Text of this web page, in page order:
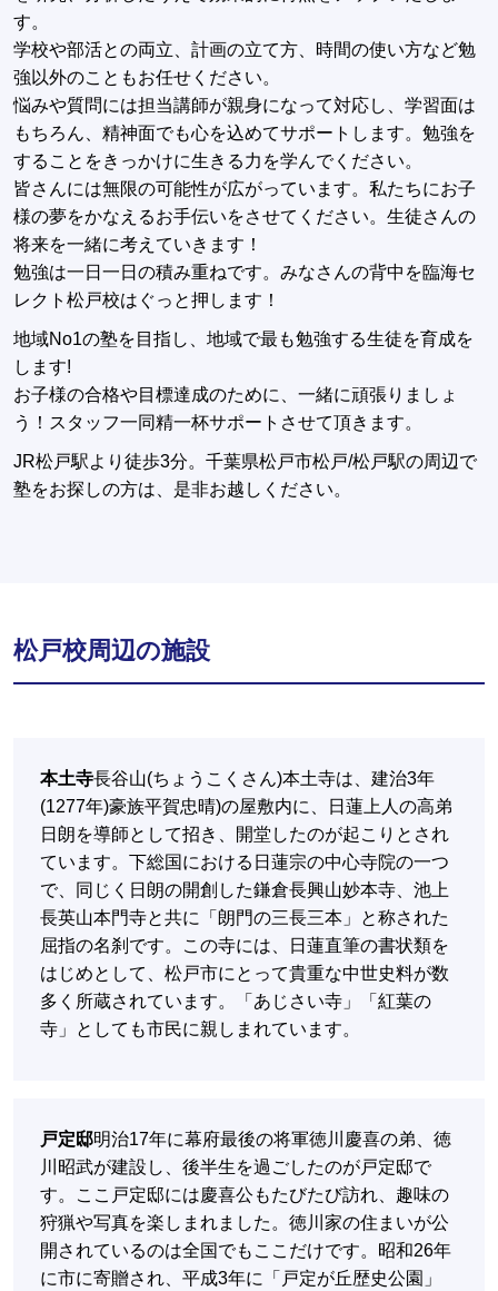
す。
学校や部活との両立、計画の立て方、時間の使い方など勉
強以外のこともお任せください。
悩みや質問には担当講師が親身になって対応し、学習面は
もちろん、精神面でも心を込めてサポートします。勉強を
することをきっかけに生きる力を学んでください。
皆さんには無限の可能性が広がっています。私たちにお子
様の夢をかなえるお手伝いをさせてください。生徒さんの
将来を一緒に考えていきます！
勉強は一日一日の積み重ねです。みなさんの背中を臨海セ
レクト松戸校はぐっと押します！
地域No1の塾を目指し、地域で最も勉強する生徒を育成を
します!
お子様の合格や目標達成のために、一緒に頑張りましょ
う！スタッフ一同精一杯サポートさせて頂きます。
JR松戸駅より徒歩3分。千葉県松戸市松戸/松戸駅の周辺で
塾をお探しの方は、是非お越しください。
松戸校周辺の施設
本土寺長谷山(ちょうこくさん)本土寺は、建治3年
(1277年)豪族平賀忠晴)の屋敷内に、日蓮上人の高弟
日朗を導師として招き、開堂したのが起こりとされ
ています。下総国における日蓮宗の中心寺院の一つ
で、同じく日朗の開創した鎌倉長興山妙本寺、池上
長英山本門寺と共に「朗門の三長三本」と称された
屈指の名刹です。この寺には、日蓮直筆の書状類を
はじめとして、松戸市にとって貴重な中世史料が数
多く所蔵されています。「あじさい寺」「紅葉の
寺」としても市民に親しまれています。
戸定邸明治17年に幕府最後の将軍徳川慶喜の弟、徳
川昭武が建設し、後半生を過ごしたのが戸定邸で
す。ここ戸定邸には慶喜公もたびたび訪れ、趣味の
狩猟や写真を楽しまれました。徳川家の住まいが公
開されているのは全国でもここだけです。昭和26年
に市に寄贈され、平成3年に「戸定が丘歴史公園」